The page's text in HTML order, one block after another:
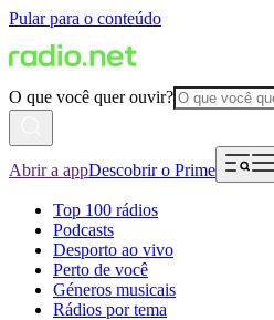
Pular para o conteúdo
O que você quer ouvir?
Abrir a appDescobrir o Prime
Top 100 rádios
Podcasts
Desporto ao vivo
Perto de você
Géneros musicais
Rádios por tema